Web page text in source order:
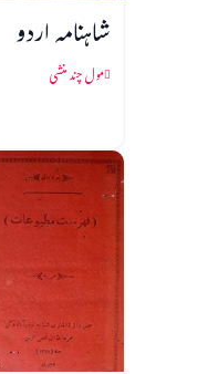
شاہنامہ اردو
مول چند منشی